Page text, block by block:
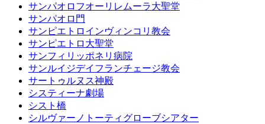
サンパオロフオーリレムーラ大聖堂
サンパオロ門
サンピエトロインヴィンコリ教会
サンピエトロ大聖堂
サンフィリッポネリ病院
サンルイジデイフランチェージ教会
サートゥルヌス神殿
システィーナ劇場
シスト橋
シルヴァーノトーティグローブシアター